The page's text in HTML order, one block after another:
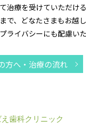
療を受けていただけ
で、どなたさまもお越し
ライバシーにも配慮いた
方へ・治療の流れ
歯科クリニック